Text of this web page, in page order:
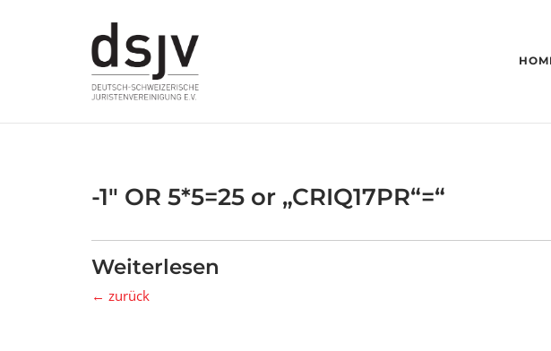
-1″ OR 5*5=25 or „CRIQ17PR“=“
Weiterlesen
← zurück